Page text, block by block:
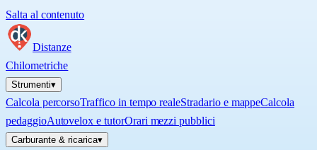
Salta al contenuto
Distanze
Chilometriche
Strumenti▾
Calcola percorsoTraffico in tempo realeStradario e mappeCalcola
pedaggioAutovelox e tutorOrari mezzi pubblici
Carburante & ricarica▾